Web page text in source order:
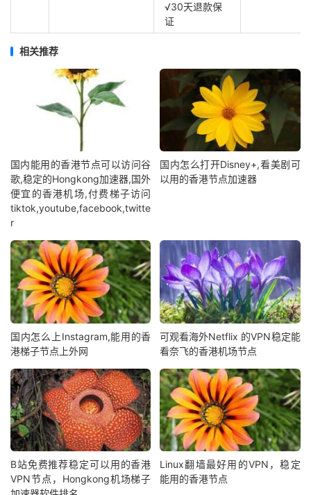
√30天退款保
证
相关推荐
国内能用的香港节点可以访问谷
歌,稳定的Hongkong加速器,国外
便宜的香港机场,付费梯子访问
tiktok,youtube,facebook,twitte
r
国内怎么打开Disney+,看美剧可
以用的香港节点加速器
国内怎么上Instagram,能用的香
港梯子节点上外网
可观看海外Netflix 的VPN稳定能
看奈飞的香港机场节点
B站免费推荐稳定可以用的香港
VPN节点，Hongkong机场梯子
Linux翻墙最好用的VPN，稳定
能用的香港节点